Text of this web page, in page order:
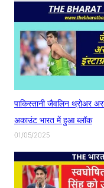
पाकिस्तानी जैवलिन थ्रोअर
अकाउंट भारत में हुआ ब्लॉक
01/05/2025